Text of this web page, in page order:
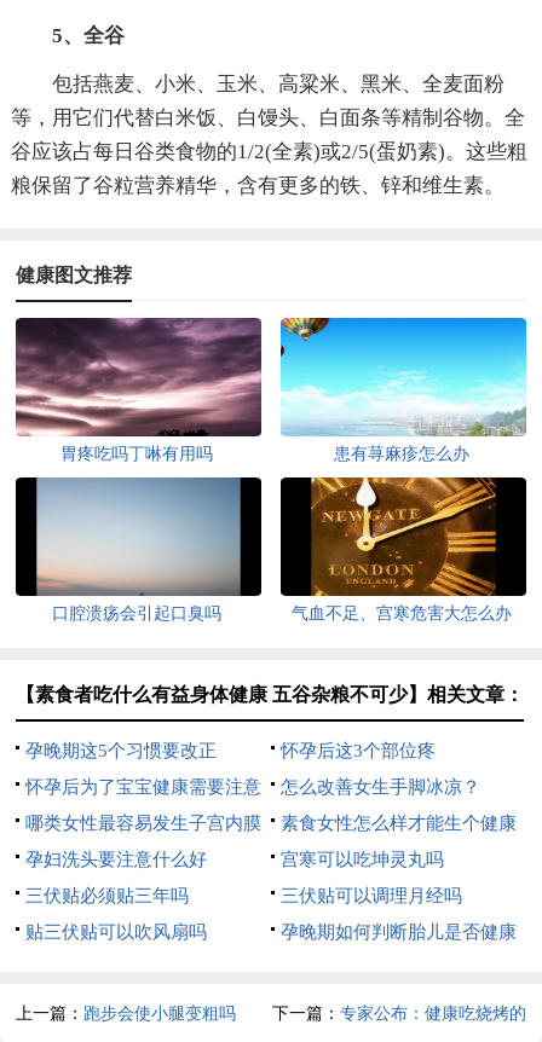
5、全谷
包括燕麦、小米、玉米、高粱米、黑米、全麦面粉
等，用它们代替白米饭、白馒头、白面条等精制谷物。全
谷应该占每日谷类食物的1/2(全素)或2/5(蛋奶素)。这些粗
粮保留了谷粒营养精华，含有更多的铁、锌和维生素。
健康图文推荐
胃疼吃吗丁啉有用吗 患有荨麻疹怎么办
口腔溃疡会引起口臭吗 气血不足、宫寒危害大怎么办
【素食者吃什么有益身体健康 五谷杂粮不可少】相关文章：
孕晚期这5个习惯要改正
怀孕后这3个部位疼
怀孕后为了宝宝健康需要注意
什么
怎么改善女生手脚冰凉？
哪类女性最容易发生子宫内膜
增厚？
素食女性怎么样才能生个健康
宝宝
孕妇洗头要注意什么好
宫寒可以吃坤灵丸吗
三伏贴必须贴三年吗
三伏贴可以调理月经吗
贴三伏贴可以吹风扇吗
孕晚期如何判断胎儿是否健康
上一篇： 跑步会使小腿变粗吗 下一篇： 专家公布：健康吃烧烤的